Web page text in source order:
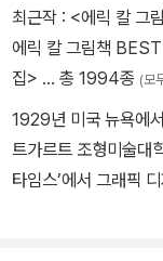
...Carle injects
bow-like collages
ublishers
y ofdesign and
cturebook.˝
-School Library
최근작 : <에릭 칼 그
에릭 칼 그림책
집> … 총 1994종 (모
1929년 미국 뉴욕에
트가르트 조형미술대
타임스’에서 그래픽